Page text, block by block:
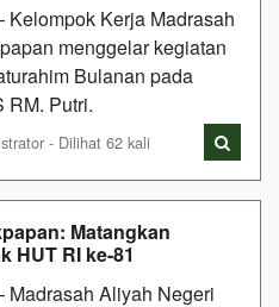
Kerja Madrasah
menggelar kegiatan
Bulanan pada
RM. Putri.
- Dilihat 62 kali
Matangkan
HUT RI ke-81
Aliyah Negeri